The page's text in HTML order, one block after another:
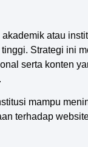
atau
Strategi ini
serta konten
mampu
terhadap